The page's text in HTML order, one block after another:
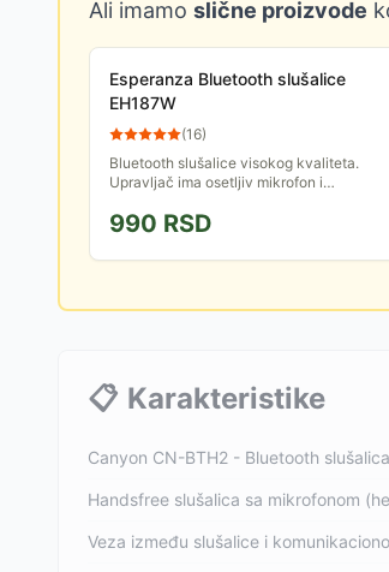
Ali imamo slične proizvode
Esperanza Bluetooth slušalice
EH187W
(16)
Bluetooth slušalice visokog kvaliteta.
Upravljač ima osetljiv mikrofon i
kao i prijem / završavanje...
990 RSD
📋 Karakteristike
Canyon CN-BTH2 - Bluetooth
Handsfree slušalica sa mikrofonom
Veza između slušalice i